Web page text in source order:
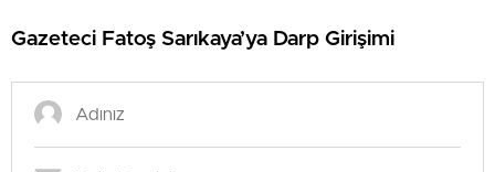
Gazeteci Fatoş Sarıkaya’ya Darp Girişimi